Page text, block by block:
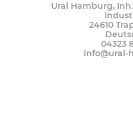
Ural Hamburg,
24610
04323
info@ural-